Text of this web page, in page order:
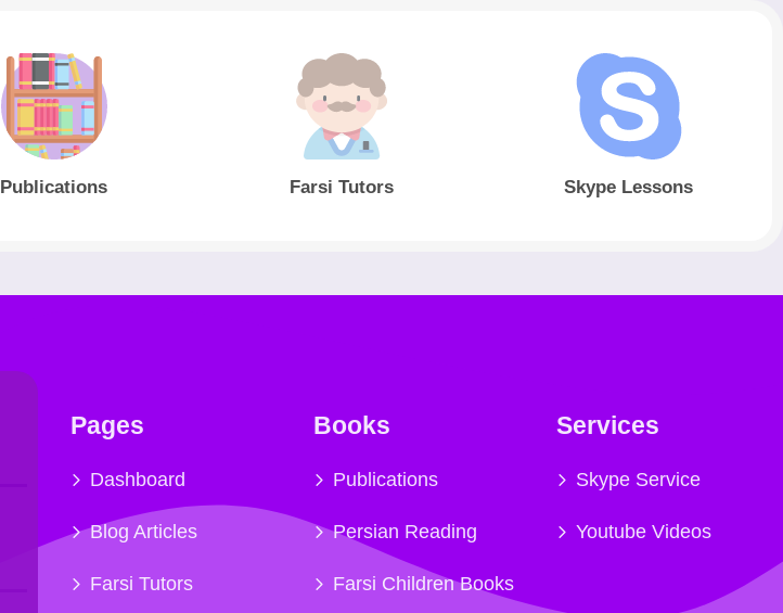
Publications Farsi Tutors Skype Lessons
Pages
Dashboard
Blog Articles
Farsi Tutors
Books
Publications
Persian Reading
Farsi Children Books
Services
Skype Service
Youtube Videos